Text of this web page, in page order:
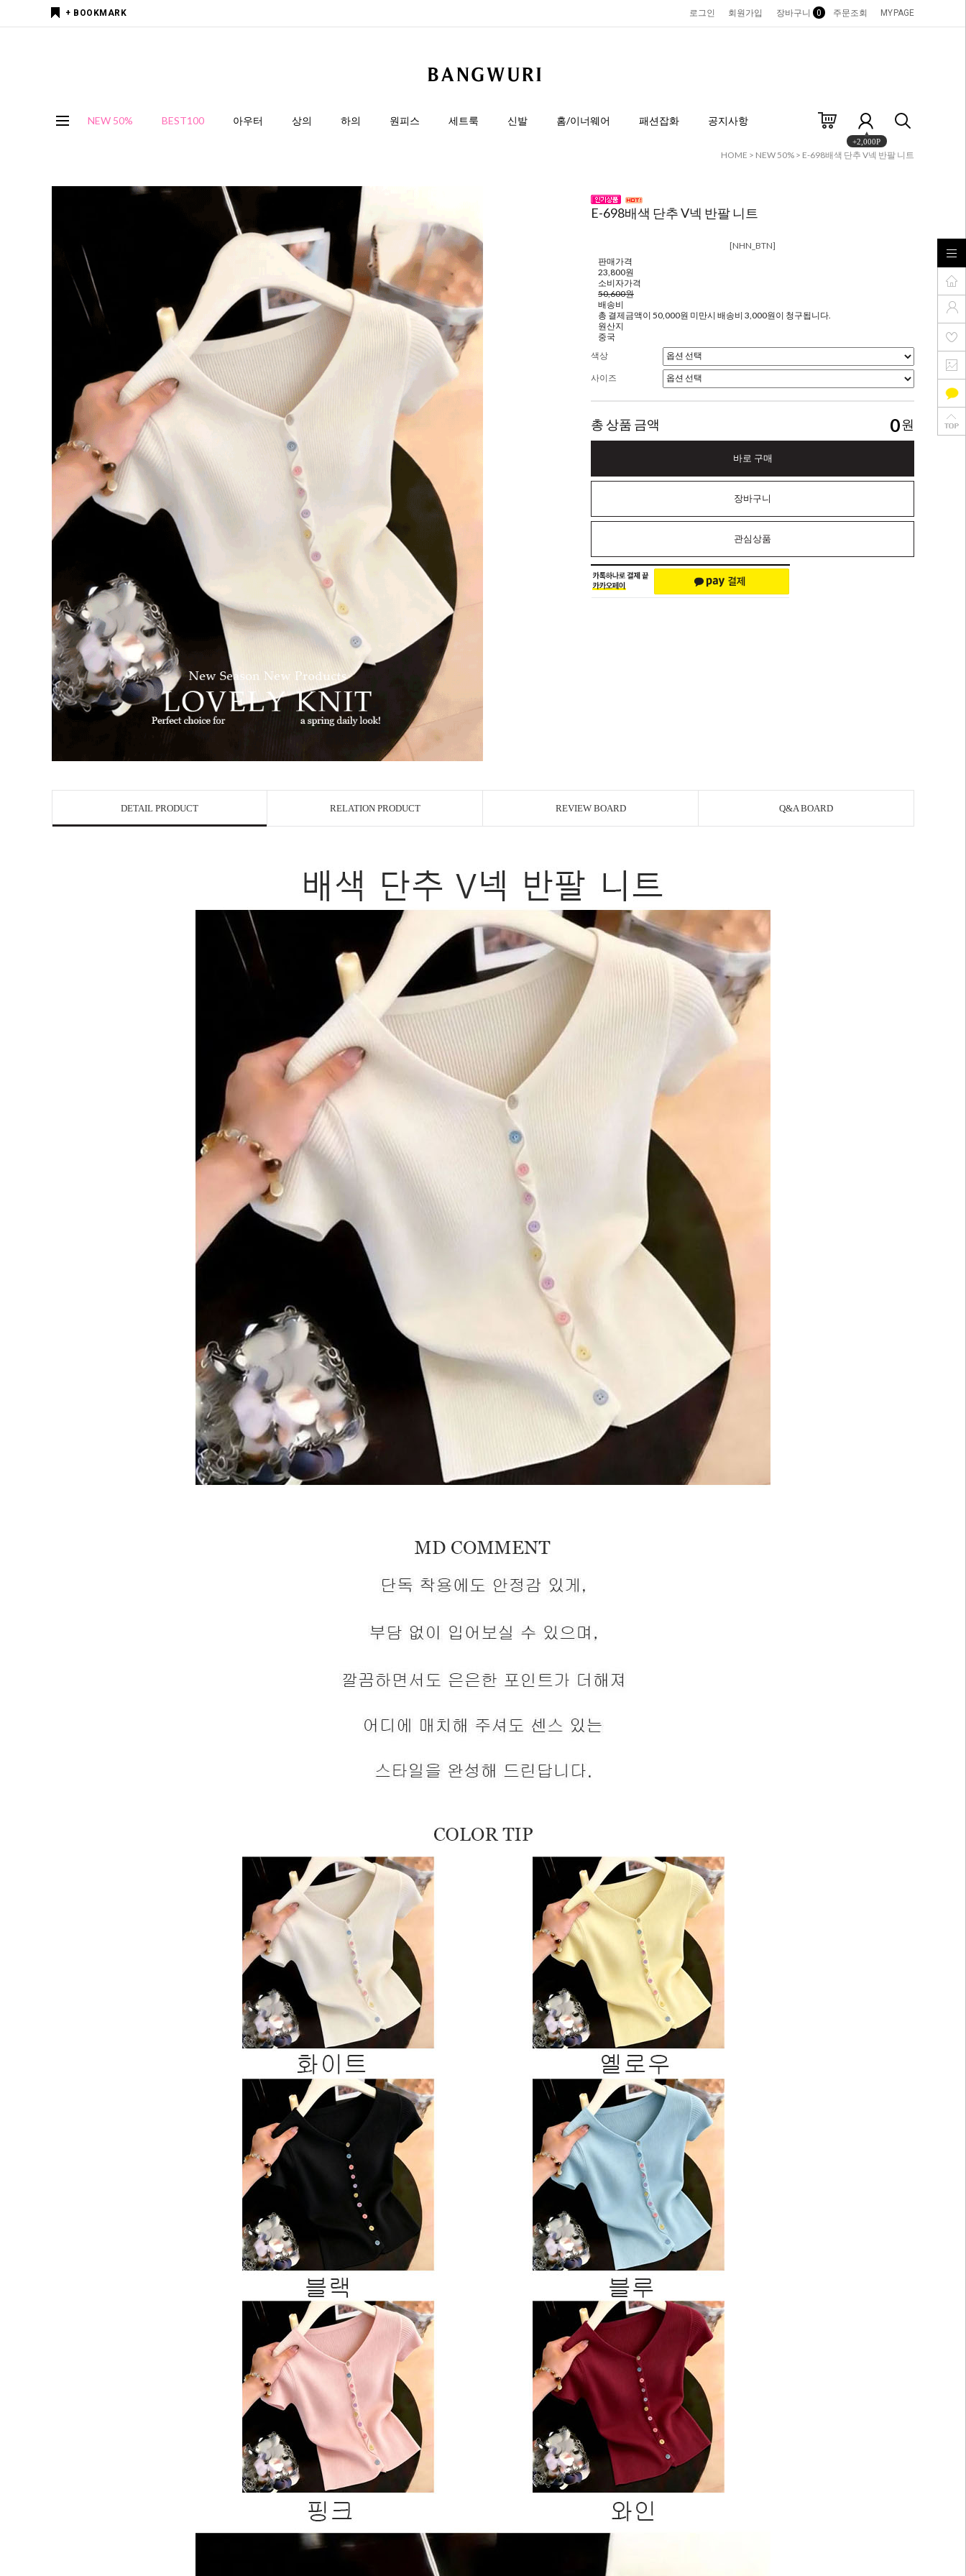
+ BOOKMARK 로그인 회원가입 장바구니 0 주문조회 MYPAGE
NEW 50% BEST100 아우터 상의 하의 원피스 세트룩 신발 홈/이너웨어 패션잡화 공지사항
+2,000P
HOME > NEW 50% > E-698배색 단추 V넥 반팔 니트
E-698배색 단추 V넥 반팔 니트
[NHN_BTN]
판매가격
23,800원
소비자가격
50,600원
배송비
총 결제금액이 50,000원 미만시 배송비 3,000원이 청구됩니다.
원산지
중국
색상
사이즈
총 상품 금액 0원
바로 구매
장바구니
관심상품
DETAIL PRODUCT RELATION PRODUCT REVIEW BOARD Q&A BOARD